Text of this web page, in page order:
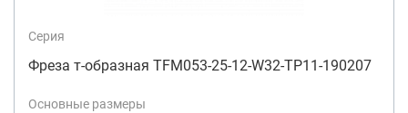
Серия
Фреза т-образная TFM053-25-12-W32-TP11-190207
Основные размеры